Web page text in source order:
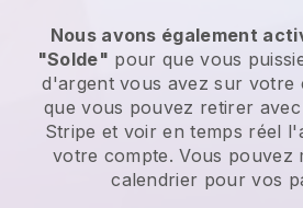
Nous avons également
"Solde" pour que vous
d'argent vous avez sur votre
que vous pouvez retirer avec
Stripe et voir en temps réel
votre compte. Vous pouvez
calendrier pour vos